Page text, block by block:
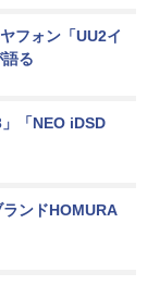
フォン「UU2イ
る
「NEO iDSD
ンドHOMURA